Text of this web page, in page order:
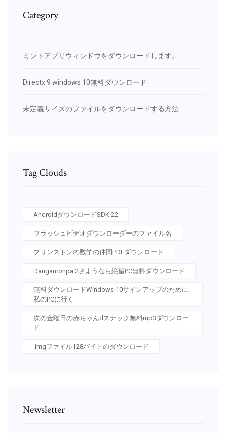
Category
ミントアプリウィンドウをダウンロードします。
Directx 9 windows 10無料ダウンロード
未定義サイズのファイルをダウンロードする方法
Tag Clouds
AndroidダウンロードSDK 22
フラッシュビデオダウンローダーのファイル名
プリンストンの数学の仲間PDFダウンロード
Danganronpa 2さようなら絶望PC無料ダウンロード
無料ダウンロードWindows 10サインアップのために
私のPCに行く
次の金曜日の赤ちゃんdスナック無料mp3ダウンロー
ド
.imgファイル128バイトのダウンロード
Newsletter